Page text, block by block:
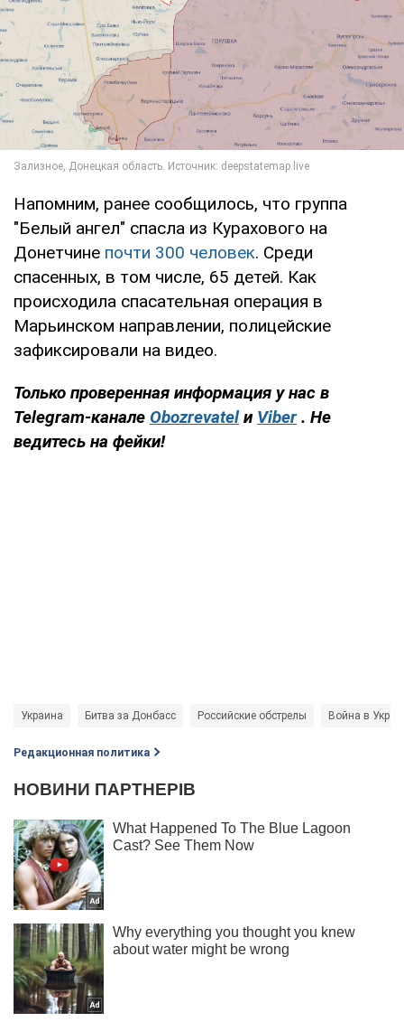
Напомним, ранее сообщилось, что группа
"Белый ангел" спасла из Курахового на
Донетчине почти 300 человек. Среди
спасенных, в том числе, 65 детей. Как
происходила спасательная операция в
Марьинском направлении, полицейские
зафиксировали на видео.
Только проверенная информация у нас в
Telegram-канале Obozrevatel и Viber . Не
ведитесь на фейки!
Украина Битва за Донбасс Российские обстрелы Война в
Редакционная политика